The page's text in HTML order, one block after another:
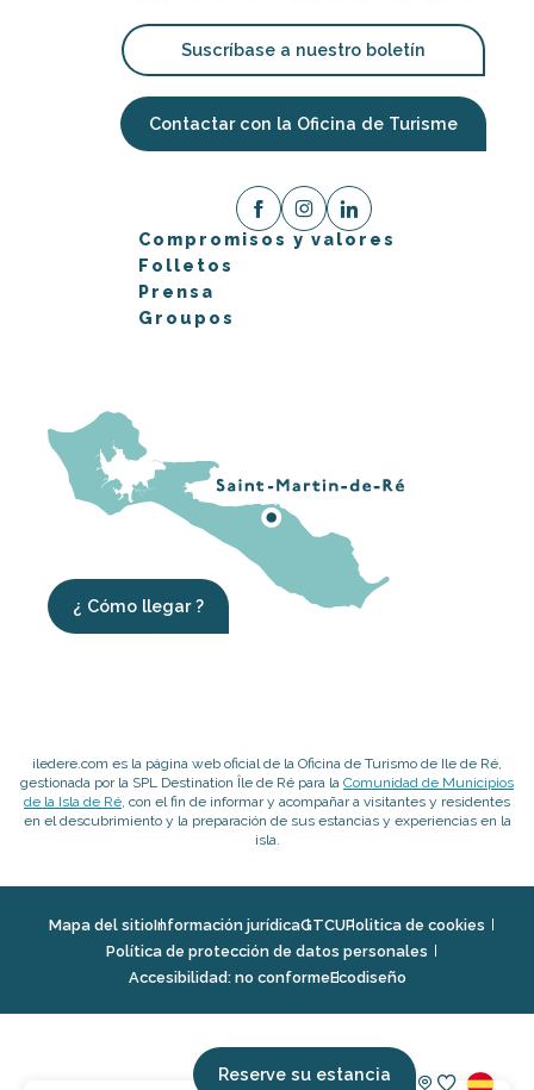
Reserve su estancia
Suscríbase a nuestro boletín
Contactar con la Oficina de Turisme
Compromisos y valores
Folletos
Prensa
Groupos
¿ Cómo llegar ?
iledere.com es la página web oficial de la Oficina de Turismo de Ile de Ré,
gestionada por la SPL Destination Île de Ré para la Comunidad de Municipios
de la Isla de Ré, con el fin de informar y acompañar a visitantes y residentes
en el descubrimiento y la preparación de sus estancias y experiencias en la
isla.
Mapa del sitioInformación jurídicaGTCUPolitica de cookies
Política de protección de datos personales
Accesibilidad: no conformeEcodiseño